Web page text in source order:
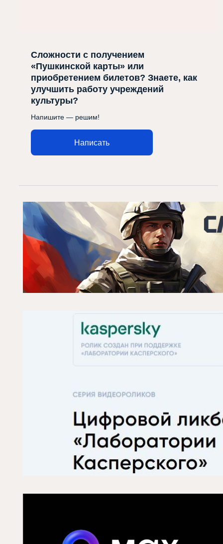
Сложности с получением
«Пушкинской карты» или
приобретением билетов? Знаете, как
улучшить работу учреждений
культуры?
Напишите — решим!
Написать